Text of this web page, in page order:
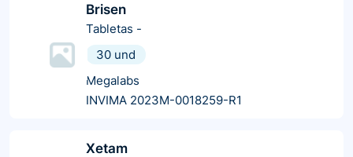
Brisen
Tabletas -
30 und
Megalabs
INVIMA 2023M-0018259-R1
Xetam